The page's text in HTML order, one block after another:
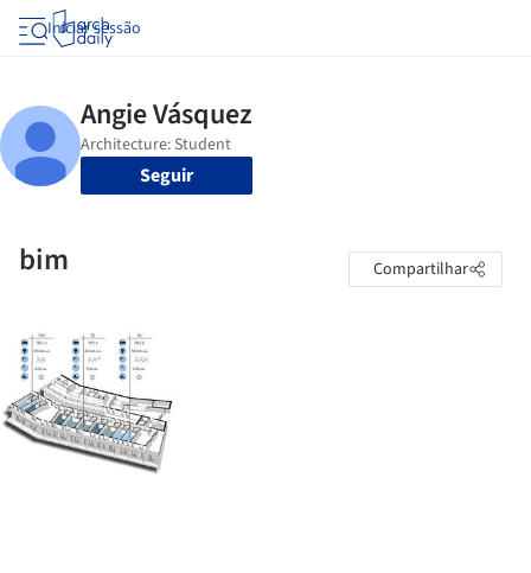
Iniciar sessão
Seguir
bim Compartilhar